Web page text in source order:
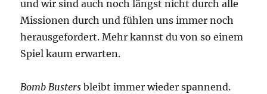
und wir sind auch noch längst nicht durch alle
Missionen durch und fühlen uns immer noch
herausgefordert. Mehr kannst du von so einem
Spiel kaum erwarten.
Bomb Busters bleibt immer wieder spannend.